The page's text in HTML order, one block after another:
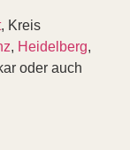
, Kreis
, Heidelberg,
oder auch